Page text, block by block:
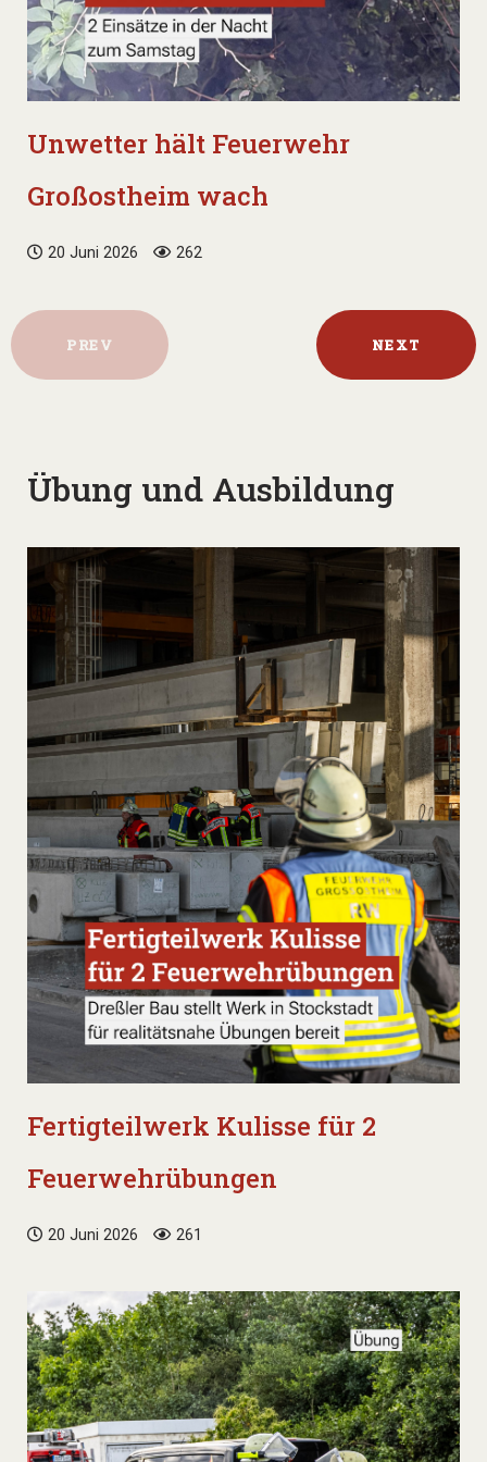
Unwetter hält Feuerwehr
Großostheim wach
20 Juni 2026 262
PREV NEXT
Übung und Ausbildung
Fertigteilwerk Kulisse für 2
Feuerwehrübungen
20 Juni 2026 261